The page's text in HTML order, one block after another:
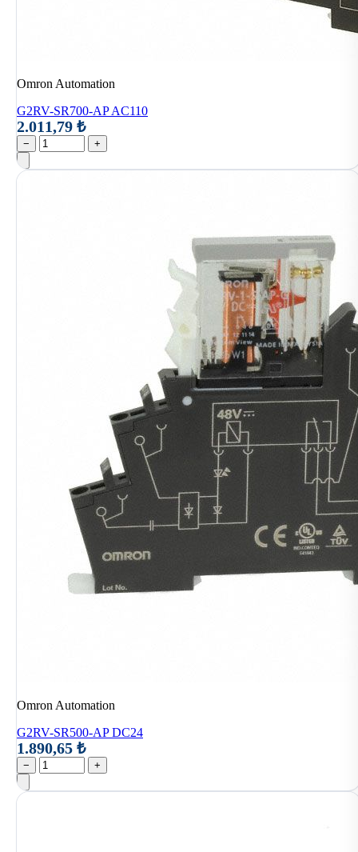
Omron Automation
G2RV-SR700-AP AC110
2.011,79 ₺
− +
Omron Automation
G2RV-SR500-AP DC24
1.890,65 ₺
− +